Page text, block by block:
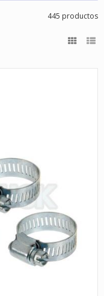
445 productos